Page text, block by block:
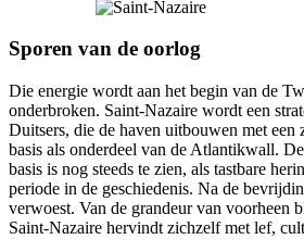
Sporen van de oorlog
Die energie wordt aan het begin van de
onderbroken. Saint-Nazaire wordt een
Duitsers, die de haven uitbouwen met een
basis als onderdeel van de Atlantikwall.
basis is nog steeds te zien, als tastbare
periode in de geschiedenis. Na de
verwoest. Van de grandeur van voorheen
Saint-Nazaire hervindt zichzelf met lef,